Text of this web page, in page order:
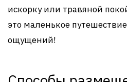
искорку или травяной
это маленькое
ощущений!